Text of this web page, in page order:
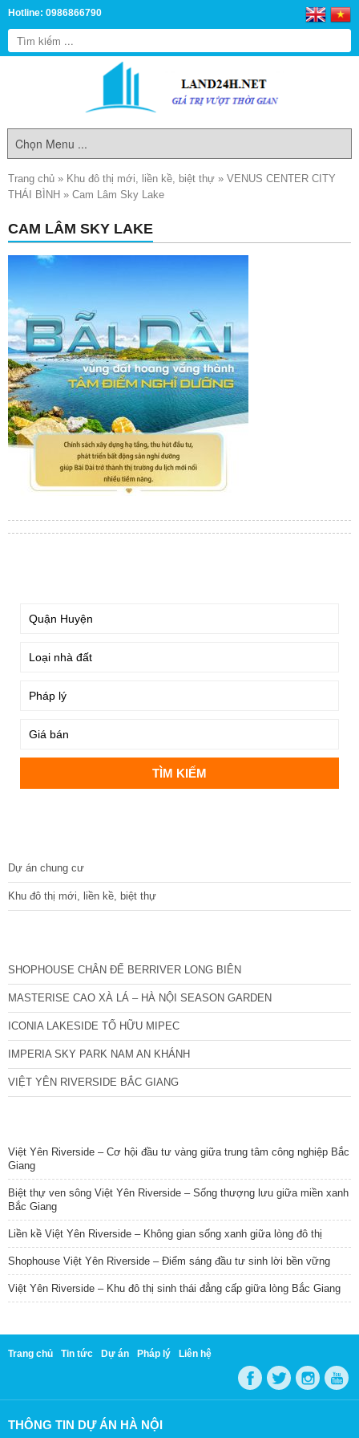
Hotline: 0986866790
Trang chủ » Khu đô thị mới, liền kề, biệt thự » VENUS CENTER CITY
THÁI BÌNH » Cam Lâm Sky Lake
CAM LÂM SKY LAKE
Dự án chung cư
Khu đô thị mới, liền kề, biệt thự
SHOPHOUSE CHÂN ĐẾ BERRIVER LONG BIÊN
MASTERISE CAO XÀ LÁ – HÀ NỘI SEASON GARDEN
ICONIA LAKESIDE TỐ HỮU MIPEC
IMPERIA SKY PARK NAM AN KHÁNH
VIỆT YÊN RIVERSIDE BẮC GIANG
Việt Yên Riverside – Cơ hội đầu tư vàng giữa trung tâm công nghiệp Bắc
Giang
Biệt thự ven sông Việt Yên Riverside – Sống thượng lưu giữa miền xanh
Bắc Giang
Liền kề Việt Yên Riverside – Không gian sống xanh giữa lòng đô thị
Shophouse Việt Yên Riverside – Điểm sáng đầu tư sinh lời bền vững
Việt Yên Riverside – Khu đô thị sinh thái đẳng cấp giữa lòng Bắc Giang
Trang chủ Tin tức Dự án Pháp lý Liên hệ
THÔNG TIN DỰ ÁN HÀ NỘI